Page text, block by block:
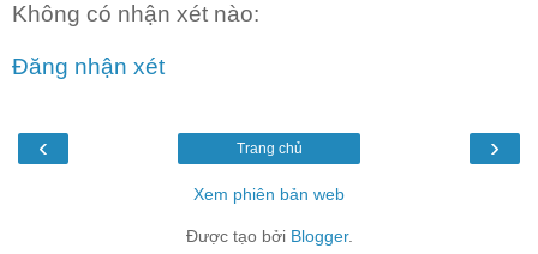
Không có nhận xét nào:
Đăng nhận xét
‹ ›
Trang chủ
Xem phiên bản web
Được tạo bởi Blogger.